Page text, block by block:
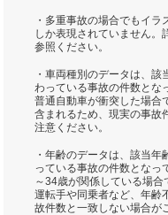
・多重事故の場合でもイ
しか表現されていません。
参照ください。
・車両種別のデータは、
わっている事故の件数とな
普通自動車が衝突した場合
含まれるため、現実の事故
注意ください。
・年齢のデータは、該当
っている事故の件数となっ
～34歳が関係している場
運転手や同乗者など、年齢
故件数と一致しない場合が